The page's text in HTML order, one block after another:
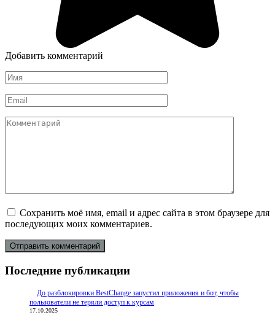
Добавить комментарий
Имя
*
Email
*
Комментарий
Сохранить моё имя, email и адрес сайта в этом браузере для
последующих моих комментариев.
Последние публикации
До разблокировки BestChange запустил приложения и бот, чтобы
пользователи не теряли доступ к курсам
17.10.2025